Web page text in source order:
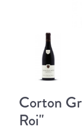
Corton
Roi"